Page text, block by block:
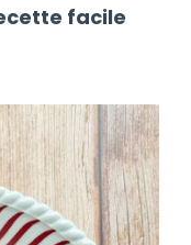
facile